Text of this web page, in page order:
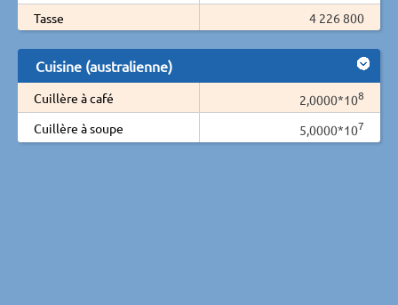
Tasse
4 226 800
Cuisine (australienne)
Cuillère à café 2,0000*108
Cuillère à soupe 5,0000*107